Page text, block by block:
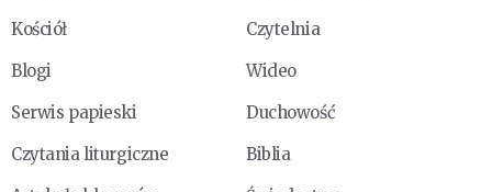
Kościół
Czytelnia
Blogi
Wideo
Serwis papieski
Duchowość
Czytania liturgiczne
Biblia